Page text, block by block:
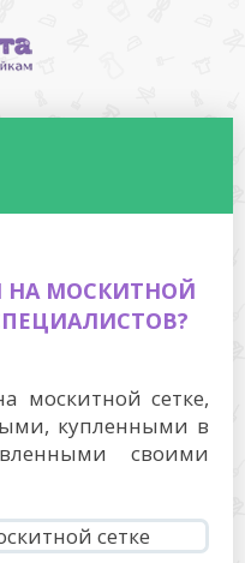
НА МОСКИТНОЙ
москитной сетке,
купленными в
своими